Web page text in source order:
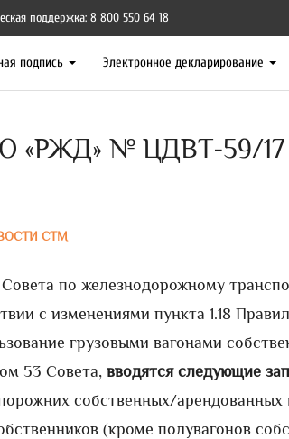
поддержка: 8 800 550 64 18
подпись Электронное декларирование
№ ЦДВТ-59/17
СТМ
по железнодорожному
с изменениями пункта 1.18
грузовыми вагонами
53 Совета, вводятся следующие
собственных/арендованных
(кроме полувагонов